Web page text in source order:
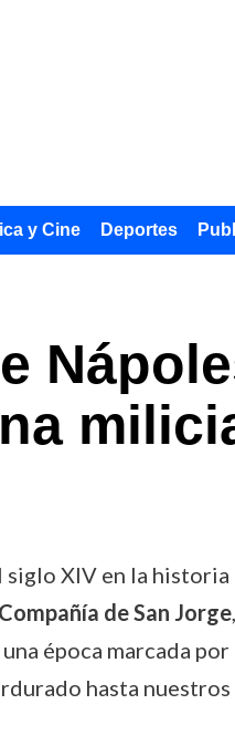
y Cine Deportes
siglo XIV en la
Compañía de San Jorge
época marcada por
hasta nuestros